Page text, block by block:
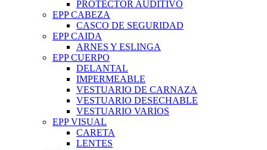
PROTECTOR AUDITIVO
EPP CABEZA
CASCO DE SEGURIDAD
EPP CAIDA
ARNES Y ESLINGA
EPP CUERPO
DELANTAL
IMPERMEABLE
VESTUARIO DE CARNAZA
VESTUARIO DESECHABLE
VESTUARIO VARIOS
EPP VISUAL
CARETA
LENTES